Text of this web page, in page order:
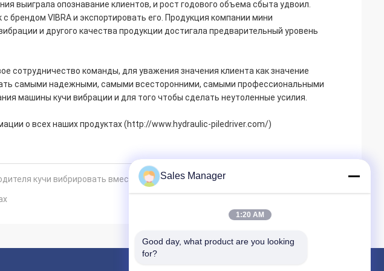
выиграла опознавание клиентов, и рост годового объема сбыта удвоил.
брендом VIBRA и экспортировать его. Продукция компании мини
и другого качества продукции достигала предварительный уровень
сотрудничество команды, для уважения значения клиента как значение
самыми надежными, самыми всесторонними, самыми профессиональными
машины кучи вибрации и для того чтобы сделать неутоленные усилия.
о всех наших продуктах (http://www.hydraulic-piledriver.com/)
кучи вибрировать вместо традиционных коперов
Sales Manager
1:20 AM
Good day, what product are you looking
for?